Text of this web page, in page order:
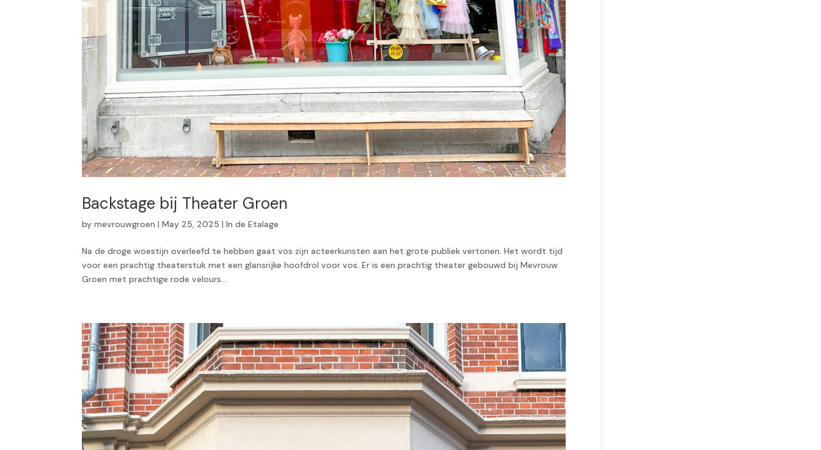
Backstage bij Theater Groen
bymevrouwgroen |May 25, 2025 |In de Etalage
Na de droge woestijn overleefd te hebben gaat vos zijn acteerkunsten aan het grote publiek vertonen. Het wordt tijd
voor een prachtig theaterstuk met een glansrijke hoofdrol voor vos. Er is een prachtig theater gebouwd bij Mevrouw
Groen met prachtige rode velours...